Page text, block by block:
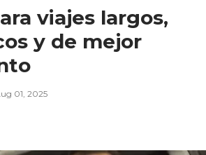
viajes largos,
y de mejor
01, 2025